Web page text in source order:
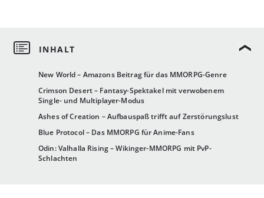
New World – Amazons Beitrag für das MMORPG-Genre
Crimson Desert – Fantasy-Spektakel mit verwobenem
Single- und Multiplayer-Modus
Ashes of Creation – Aufbauspaß trifft auf Zerstörungslust
Blue Protocol – Das MMORPG für Anime-Fans
Odin: Valhalla Rising – Wikinger-MMORPG mit PvP-
Schlachten